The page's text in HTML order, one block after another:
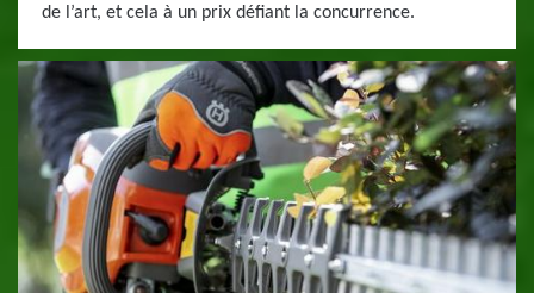
de l’art, et cela à un prix défiant la concurrence.